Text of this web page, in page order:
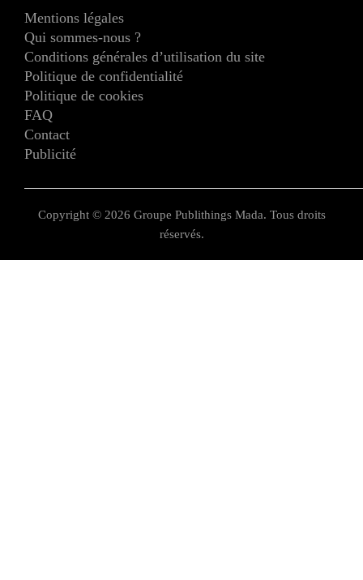
Mentions légales
Qui sommes-nous ?
Conditions générales d’utilisation du site
Politique de confidentialité
Politique de cookies
FAQ
Contact
Publicité
Copyright © 2026 Groupe Publithings Mada. Tous droits
réservés.